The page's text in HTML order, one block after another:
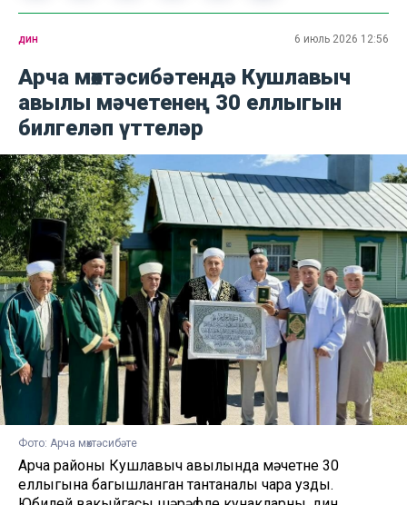
дин 6 июль 2026 12:56
Арча мөхтәсибәтендә Кушлавыч
авылы мәчетенең 30 еллыгын
билгеләп үттеләр
Фото: Арча мөхтәсибәте
Арча районы Кушлавыч авылында мәчетнең 30
еллыгына багышланган тантаналы чара узды.